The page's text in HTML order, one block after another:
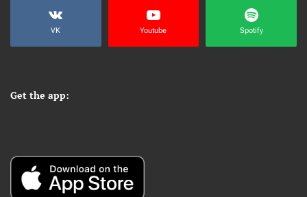
VK Youtube Spotify
Get the app: